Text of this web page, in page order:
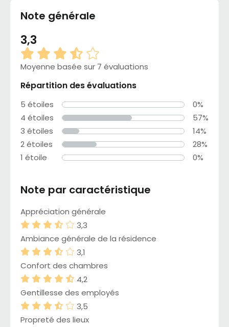
Note générale
3,3
Moyenne basée sur 7 évaluations
Répartition des évaluations
5 étoiles
0%
4 étoiles
57%
3 étoiles
14%
2 étoiles
28%
1 étoile
0%
Note par caractéristique
Appréciation générale
3,3
Ambiance générale de la résidence
3,1
Confort des chambres
4,2
Gentillesse des employés
3,5
Propreté des lieux